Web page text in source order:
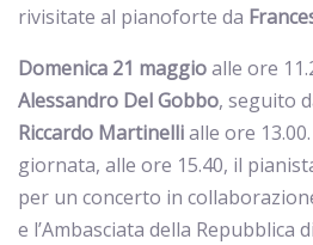
rivisitate al pianoforte da
Domenica 21 maggioalle ore
Alessandro DelGobbo, seguito
Riccardo Martinellialle ore
giornata, alle ore 15.40, il
per un concerto in
e l’Ambasciata della Repubblica